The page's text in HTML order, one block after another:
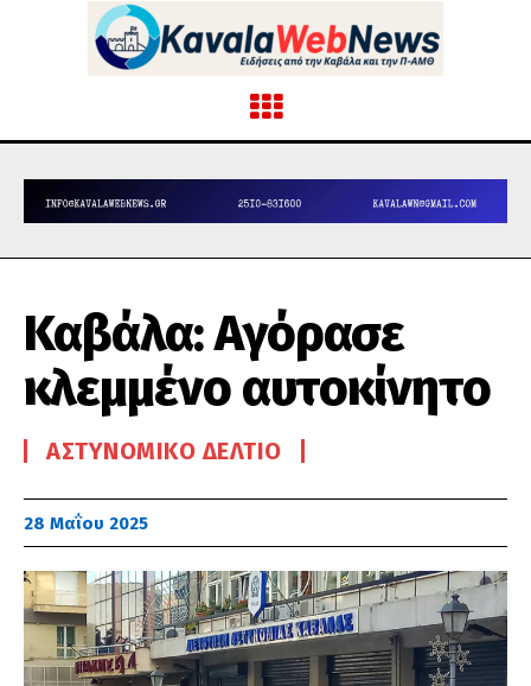
Καβάλα: Αγόρασε
κλεμμένο αυτοκίνητο
ΑΣΤΥΝΟΜΙΚΌ ΔΕΛΤΊΟ
28 Μαΐου 2025